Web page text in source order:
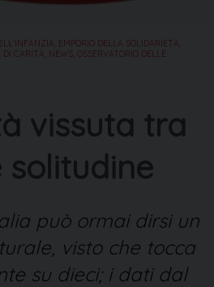
EMPORIO DELLA SOLIDARIETÀ
DI CARITÀ NEWS OSSERVATORIO DELLE
vissuta tra
può ormai dirsi un
visto che tocca
su dieci; i dati dal